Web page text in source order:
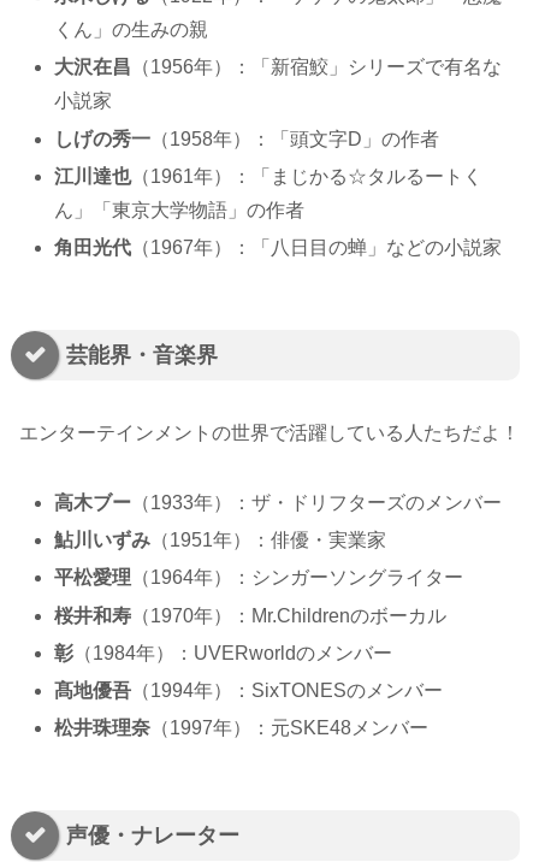
くん」の生みの親
大沢在昌 （1956年）：「新宿鮫」シリーズで有名な
小説家
しげの秀一 （1958年）：「頭文字D」の作者
江川達也（1961年）：「まじかる☆タルるートく
ん」「東京大学物語」の作者
角田光代 （1967年）：「八日目の蝉」などの小説家
芸能界・音楽界
エンターテインメントの世界で活躍している人たちだよ！
高木ブー （1933年）：ザ・ドリフターズのメンバー
鮎川いずみ （1951年）：俳優・実業家
平松愛理 （1964年）：シンガーソングライター
桜井和寿 （1970年）：Mr.Childrenのボーカル
彰 （1984年）：UVERworldのメンバー
髙地優吾 （1994年）：SixTONESのメンバー
松井珠理奈 （1997年）：元SKE48メンバー
声優・ナレーター